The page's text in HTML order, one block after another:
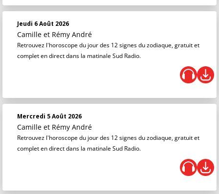
Jeudi 6 Août 2026
Camille et Rémy André
Retrouvez l'horoscope du jour des 12 signes du zodiaque, gratuit et
complet en direct dans la matinale Sud Radio.
Mercredi 5 Août 2026
Camille et Rémy André
Retrouvez l'horoscope du jour des 12 signes du zodiaque, gratuit et
complet en direct dans la matinale Sud Radio.